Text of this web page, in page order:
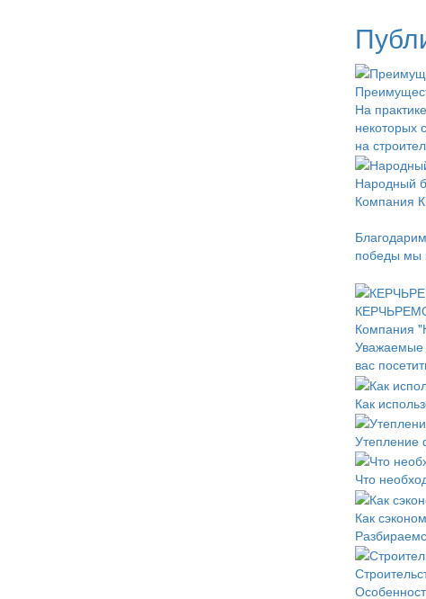
На
некоторых
на
Народный
Компания
победы мы
Компания
Уважаемые
вас
Как
Утепление
Что
Как